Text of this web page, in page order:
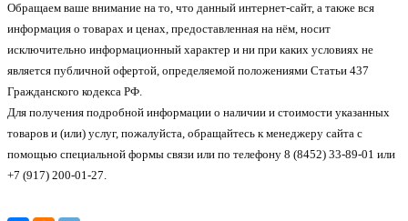
Обращаем ваше внимание на то, что данный интернет-сайт, а также вся
информация о товарах и ценах, предоставленная на нём, носит
исключительно информационный характер и ни при каких условиях не
является публичной офертой, определяемой положениями Статьи 437
Гражданского кодекса РФ.
Для получения подробной информации о наличии и стоимости указанных
товаров и (или) услуг, пожалуйста, обращайтесь к менеджеру сайта с
помощью специальной формы связи или по телефону 8 (8452) 33-89-01 или
+7 (917) 200-01-27.